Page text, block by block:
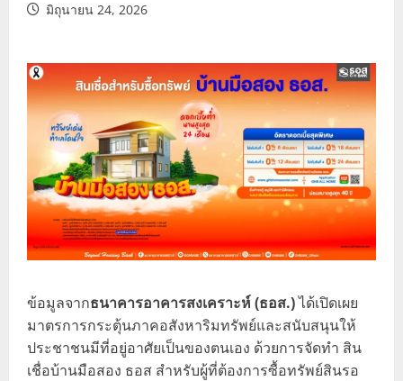
มิถุนายน 24, 2026
ข้อมูลจากธนาคารอาคารสงเคราะห์ (ธอส.)ได้เปิดเผย
มาตรการกระตุ้นภาคอสังหาริมทรัพย์และสนับสนุนให้
ประชาชนมีที่อยู่อาศัยเป็นของตนเอง ด้วยการจัดทำ สิน
เชื่อบ้านมือสอง ธอส สำหรับผู้ที่ต้องการซื้อทรัพย์สินรอ